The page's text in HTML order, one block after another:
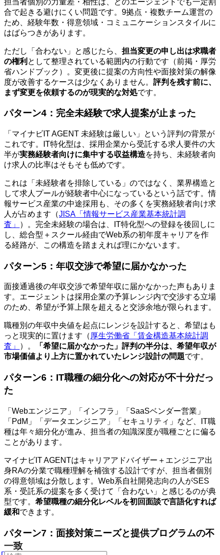
合で起きる避けにくい問題です。9拠点・複数チーム運営の
ため、経験年数・得意領域・コミュニケーションスタイルに
はばらつきがあります。
ただし「合わない」と感じたら、 担当変更の申し出は求職者
の権利 として整理されている範囲内の行動です（前掲・厚労
省ハンドブック）。変更後に提案の方向性や面接対策の解像
度が改善するケースは少なくありません。 評判を残す前に、
まず変更を依頼するのが現実的な対処です。
パターン4：完全未経験で求人提案が止まった
「マイナビIT AGENT 未経験は厳しい」という評判の背景が
これです。IT特化型は、採用企業から受託する求人要件の大
半が実務経験者向けに集中する収益構造を持ち、未経験者向
け求人の比率はそもそも低めです。
これは「未経験者を排除している」のではなく、業界構造と
して求人プールが経験者中心になっているという話です。情
報サービス産業の中途採用も、その多くを実務経験者向け求
人が占めます（JISA「情報サービス産業基本統計調
査」
）。完全未経験の場合は、IT特化型への登録を後回しに
し、総合型＋スクール経由でWeb系の初年度キャリアを作
る経路が、この構造を踏まえれば理にかないます。
パターン5：年収交渉で希望に届かなかった
面接通過後の年収交渉で希望年収に届かなかった声もありま
す。エージェントは採用企業の予算レンジ内で交渉する立場
のため、希望が予算上限を超えると交渉余地が限られます。
職種別の年収中央値を起点にレンジを設計すると、希望はも
っと現実的に置けます（厚生労働省「賃金構造基本統計調
査」
）。
「希望に届かなかった」評判の半分は、希望年収が
市場価値より上方に置かれていたレンジ設計の問題です。
パターン6：IT職種の細分化への対応が不十分だっ
た
「Webエンジニア」「インフラ」「SaaSベンダー営業」
「PdM」「データエンジニア」「セキュリティ」など、IT職
種は年々細分化が進み、担当者の知識深度が職種ごとに偏る
ことがあります。
マイナビIT AGENTはキャリアアドバイザー＋エンジニア出
身RAの分業で職種理解を補強する設計ですが、担当者個別
の得意領域は分散します。Web系自社開発志向の人がSES
系・受託系の提案を多く受けて「合わない」と感じるのが典
型です。 希望職種の細分化レベルを初回面談で言語化すれば
緩和できます。
パターン7：面接対策ニーズと提供プログラムの不
一致